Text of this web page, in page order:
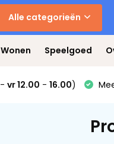
Alle categorieën
Wonen Speelgoed
- vr 12.00 - 16.00)